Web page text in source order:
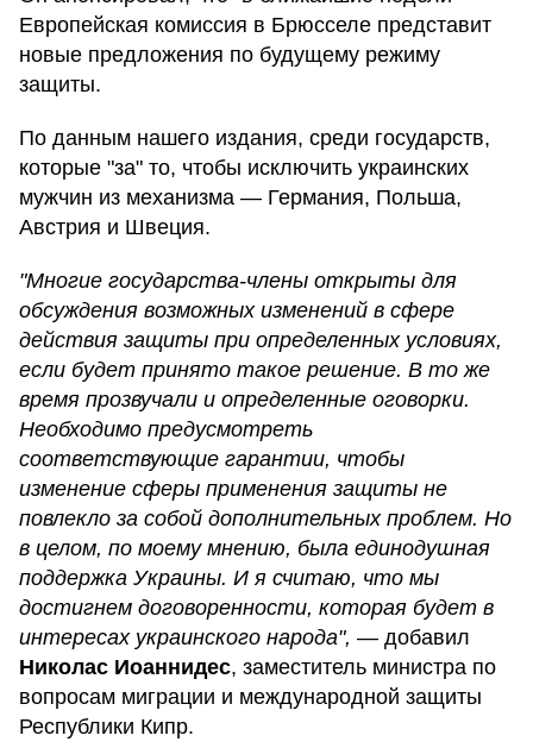
Европейская комиссия в Брюсселе представит
новые предложения по будущему режиму
защиты.
По данным нашего издания, среди государств,
которые "за" то, чтобы исключить украинских
мужчин из механизма — Германия, Польша,
Австрия и Швеция.
"Многие государства-члены открыты для
обсуждения возможных изменений в сфере
действия защиты при определенных условиях,
если будет принято такое решение. В то же
время прозвучали и определенные оговорки.
Необходимо предусмотреть
соответствующие гарантии, чтобы
изменение сферы применения защиты не
повлекло за собой дополнительных проблем. Но
в целом, по моему мнению, была единодушная
поддержка Украины. И я считаю, что мы
достигнем договоренности, которая будет в
интересах украинского народа", — добавил
Николас Иоаннидес, заместитель министра по
вопросам миграции и международной защиты
Республики Кипр.